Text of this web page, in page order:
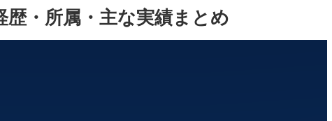
・所属・主な実績まとめ